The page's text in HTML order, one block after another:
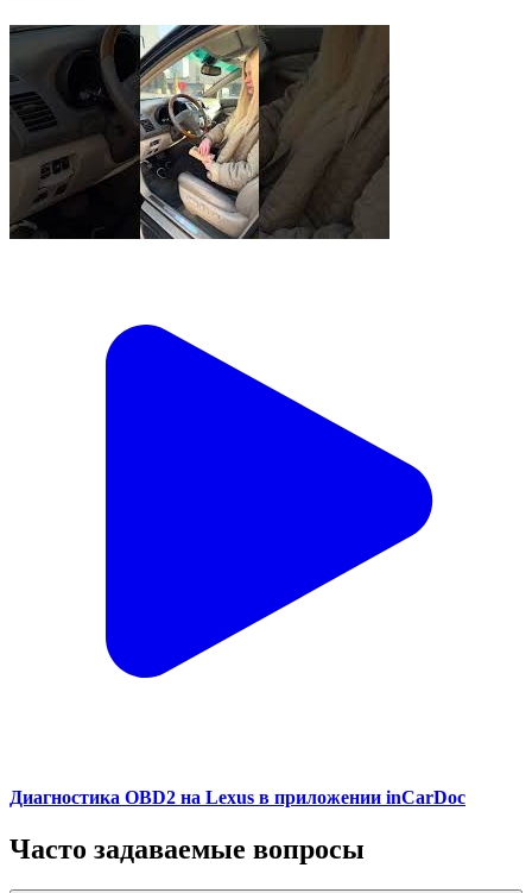
Диагностика OBD2 на Lexus в приложении inCarDoc
Часто задаваемые вопросы